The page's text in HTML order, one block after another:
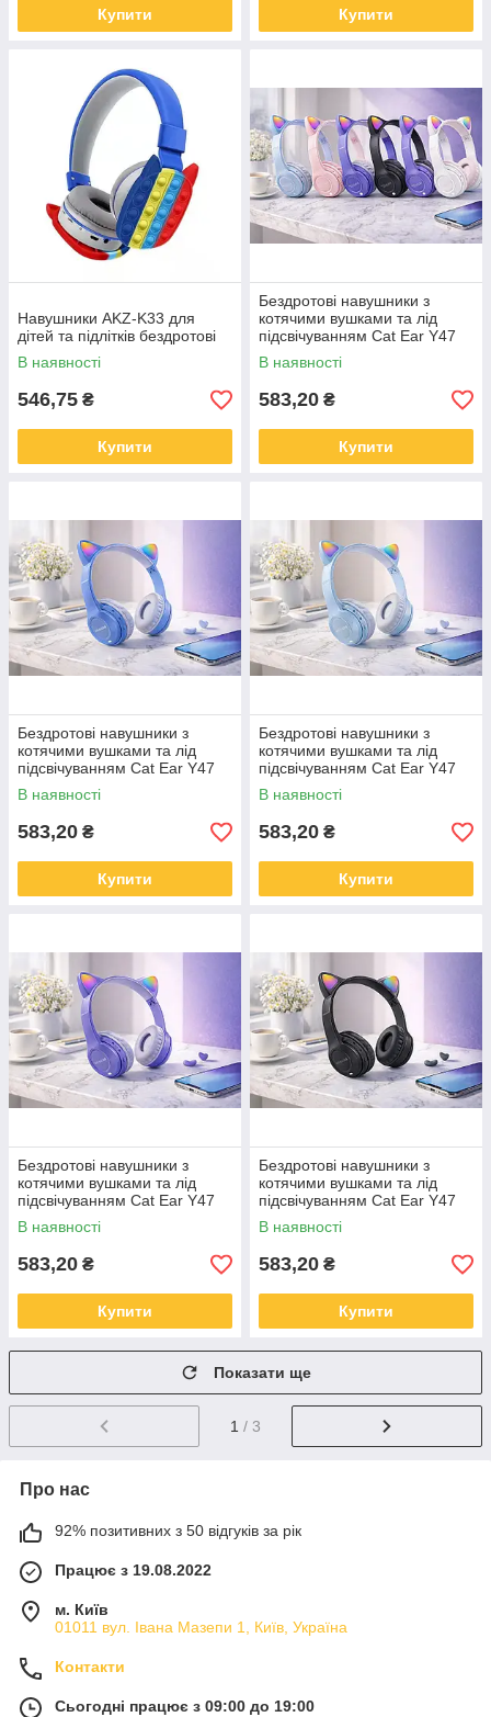
Купити Купити
Навушники AKZ-K33 для
дітей та підлітків бездротові
В наявності
546,75 ₴
Купити
Бездротові навушники з
котячими вушками та лід
підсвічуванням Cat Ear Y47
Led, Bluetooth навушники з
мікрофоном
В наявності
583,20 ₴
Купити
Бездротові навушники з
котячими вушками та лід
підсвічуванням Cat Ear Y47
Led, Bluetooth навушники з
мікрофоном Синій
В наявності
583,20 ₴
Купити
Бездротові навушники з
котячими вушками та лід
підсвічуванням Cat Ear Y47
Led, Bluetooth навушники з
мікрофоном Блакитний
В наявності
583,20 ₴
Купити
Бездротові навушники з
котячими вушками та лід
підсвічуванням Cat Ear Y47
Led, Bluetooth навушники з
мікрофоном Бузковий
В наявності
583,20 ₴
Купити
Бездротові навушники з
котячими вушками та лід
підсвічуванням Cat Ear Y47
Led, Bluetooth навушники з
мікрофоном Чорний
В наявності
583,20 ₴
Купити
Показати ще
1 / 3
Про нас
92% позитивних з 50 відгуків за рік
Працює з 19.08.2022
м. Київ
01011 вул. Івана Мазепи 1, Київ, Україна
Контакти
Сьогодні працює з 09:00 до 19:00